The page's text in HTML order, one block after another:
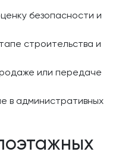
безопасности и
строительства и
или передаче
в административных